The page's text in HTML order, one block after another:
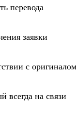
перевода
заявки
с оригиналом
всегда на связи